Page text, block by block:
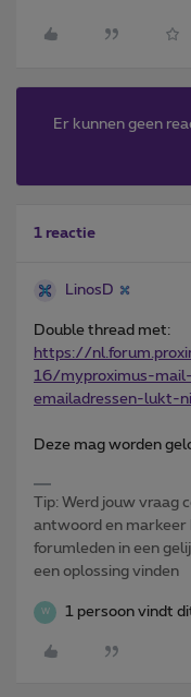
Er kunnen geen
1 reactie
LinosD
Double thread met:
https://
16/myproximus-
emailadressen-lukt-
Deze mag worden
Tip: Werd jouw vraag
antwoord en markeer
forumleden in een
een oplossing vinden
W 1 persoon vindt